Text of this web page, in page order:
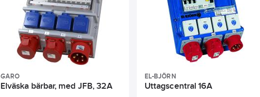
GARO
Elväska bärbar, med JFB, 32A
EL-BJÖRN
Uttagscentral 16A